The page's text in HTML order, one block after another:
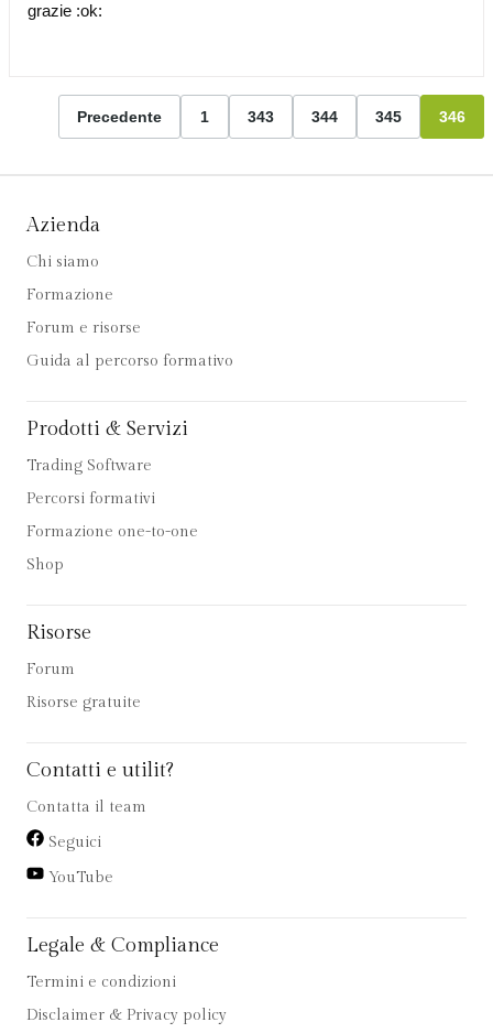
grazie :ok:
Precedente 1 343 344 345 346
Azienda
Chi siamo
Formazione
Forum e risorse
Guida al percorso formativo
Prodotti & Servizi
Trading Software
Percorsi formativi
Formazione one-to-one
Shop
Risorse
Forum
Risorse gratuite
Contatti e utilit?
Contatta il team
Seguici
YouTube
Legale & Compliance
Termini e condizioni
Disclaimer & Privacy policy